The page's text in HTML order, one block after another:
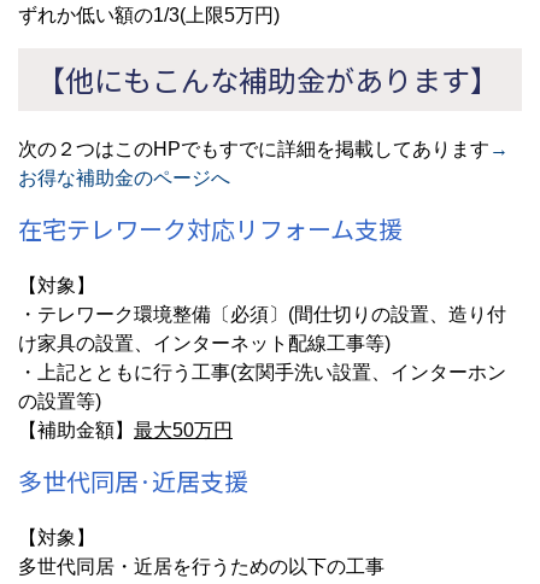
ずれか低い額の1/3(上限5万円)
【他にもこんな補助金があります】
次の２つはこのHPでもすでに詳細を掲載してあります →
お得な補助金のページへ
在宅テレワーク対応リフォーム支援
【対象】
・テレワーク環境整備〔必須〕(間仕切りの設置、造り付
け家具の設置、インターネット配線工事等)
・上記とともに行う工事(玄関手洗い設置、インターホン
の設置等)
【補助金額】 最大50万円
多世代同居·近居支援
【対象】
多世代同居・近居を行うための以下の工事